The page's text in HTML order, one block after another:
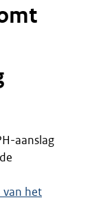
aanslag
van het